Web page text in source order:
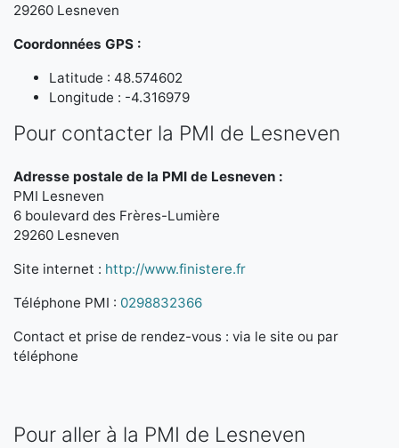
29260 Lesneven
Coordonnées GPS :
Latitude : 48.574602
Longitude : -4.316979
Pour contacter la PMI de Lesneven
Adresse postale de la PMI de Lesneven :
PMI Lesneven
6 boulevard des Frères-Lumière
29260 Lesneven
Site internet : http://www.finistere.fr
Téléphone PMI : 0298832366
Contact et prise de rendez-vous : via le site ou par
téléphone
Pour aller à la PMI de Lesneven